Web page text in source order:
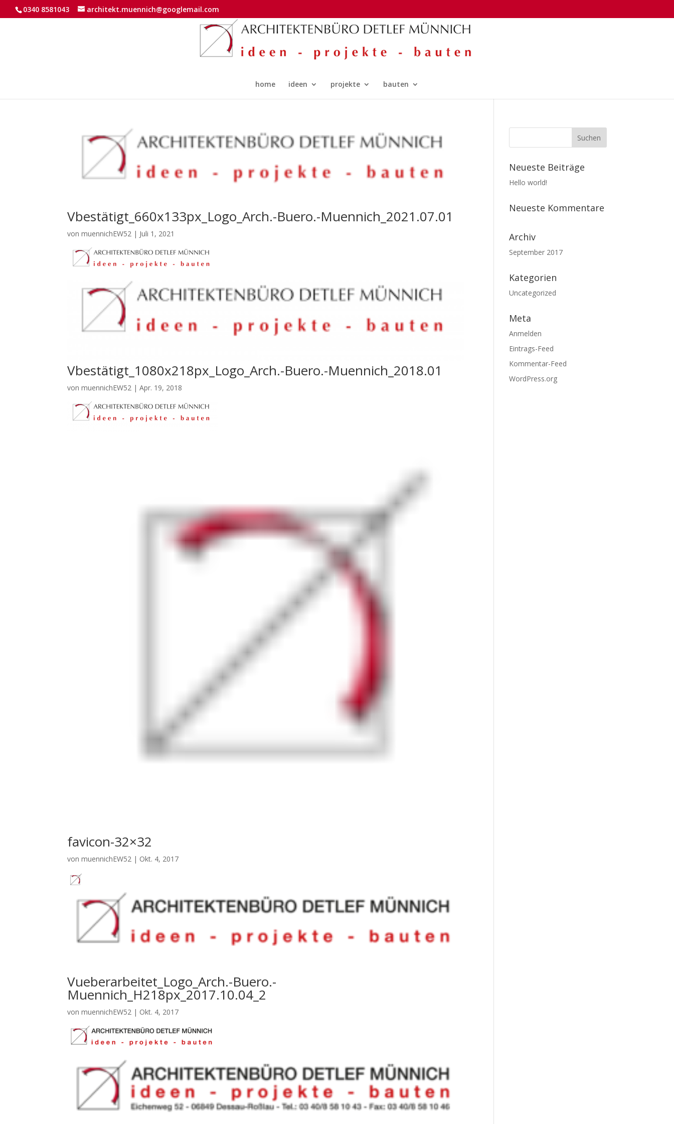
0340 8581043 architekt.muennich@googlemail.com
home ideen projekte bauten
Vbestätigt_660x133px_Logo_Arch.-Buero.-Muennich_2021.07.01
vonmuennichEW52 | Juli 1, 2021
Vbestätigt_1080x218px_Logo_Arch.-Buero.-Muennich_2018.01
vonmuennichEW52 |Apr. 19, 2018
favicon-32×32
vonmuennichEW52 | Okt. 4, 2017
Vueberarbeitet_Logo_Arch.-Buero.-
Muennich_H218px_2017.10.04_2
vonmuennichEW52 | Okt. 4, 2017
Neueste Beiträge
Hello world!
Neueste Kommentare
Archiv
September 2017
Kategorien
Uncategorized
Meta
Anmelden
Eintrags-Feed
Kommentar-Feed
WordPress.org